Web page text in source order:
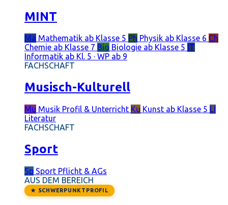
MINT
Ma Mathematik ab Klasse 5 Ph Physik ab Klasse 6 Ch
Chemie ab Klasse 7 Bio Biologie ab Klasse 5 IT
Informatik ab Kl. 5 · WP ab 9
FACHSCHAFT
Musisch-Kulturell
Mu Musik Profil & Unterricht Ku Kunst ab Klasse 5 LI
Literatur
FACHSCHAFT
Sport
Sp Sport Pflicht & AGs
AUS DEM BEREICH
★ SCHWERPUNKTPROFIL